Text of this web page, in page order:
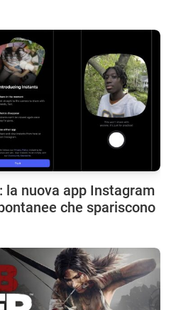
nuova app Instagram
che spariscono